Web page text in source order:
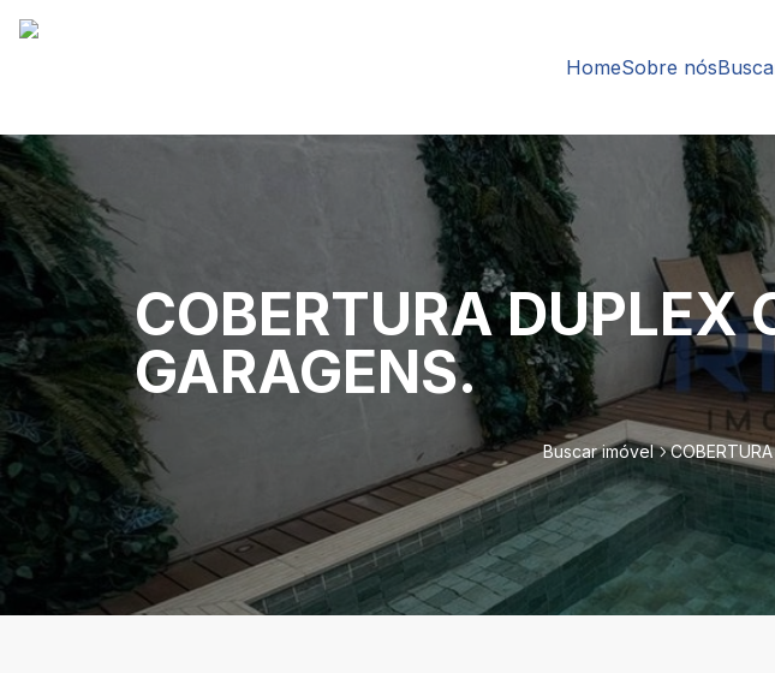
HomeSobre nós
COBERTURA
GARAGENS.
Buscar imóvel